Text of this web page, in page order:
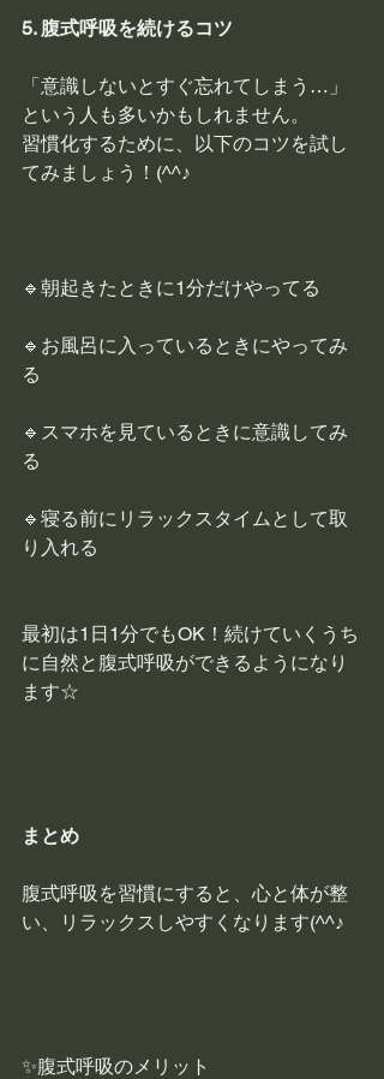
5. 腹式呼吸を続けるコツ
「意識しないとすぐ忘れてしまう…」
という人も多いかもしれません。
習慣化するために、以下のコツを試し
てみましょう！(^^♪
🔹朝起きたときに1分だけやってる
🔹お風呂に入っているときにやってみ
る
🔹スマホを見ているときに意識してみ
る
🔹寝る前にリラックスタイムとして取
り入れる
最初は1日1分でもOK！続けていくうち
に自然と腹式呼吸ができるようになり
ます☆
まとめ
腹式呼吸を習慣にすると、心と体が整
い、リラックスしやすくなります(^^♪
✨腹式呼吸のメリット